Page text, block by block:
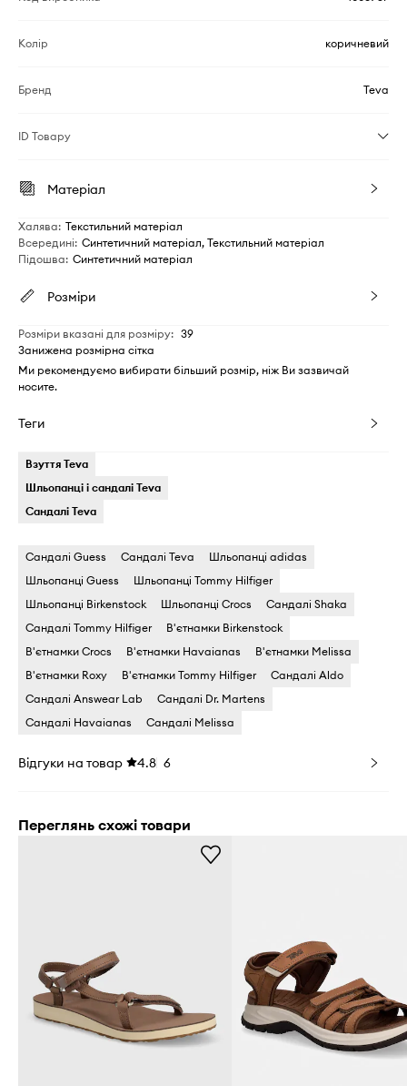
Колір коричневий
Бренд Teva
ID Товару
Матеріал
Халява: Текстильний матеріал
Всередині: Синтетичний матеріал, Текстильний матеріал
Підошва: Синтетичний матеріал
Розміри
Розміри вказані для розміру: 39
Занижена розмірна сітка
Ми рекомендуємо вибирати більший розмір, ніж Ви зазвичай
носите.
Теги
Взуття Teva
Шльопанці і сандалі Teva
Сандалі Teva
Сандалі Guess Сандалі Teva
Шльопанці adidas
Шльопанці Guess
Шльопанці Tommy Hilfiger
Шльопанці Birkenstock
Шльопанці Crocs
Сандалі Shaka
Сандалі Tommy Hilfiger
В'єтнамки Birkenstock
В'єтнамки Crocs
В'єтнамки Havaianas
В'єтнамки Melissa
В'єтнамки Roxy
В'єтнамки Tommy Hilfiger
Сандалі Aldo
Сандалі Answear Lab
Сандалі Dr. Martens
Сандалі Havaianas
Сандалі Melissa
Відгуки на товар 4.8 6
Переглянь схожі товари